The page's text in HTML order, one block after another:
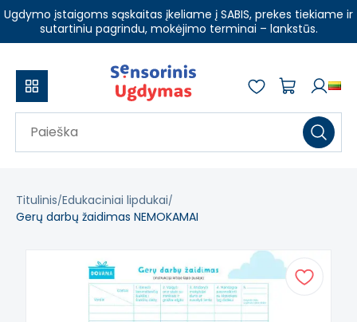
Ugdymo įstaigoms sąskaitas įkeliame į SABIS, prekes tiekiame ir
sutartiniu pagrindu, mokėjimo terminai – lankstūs.
Titulinis Edukaciniai lipdukai
Gerų darbų žaidimas NEMOKAMAI